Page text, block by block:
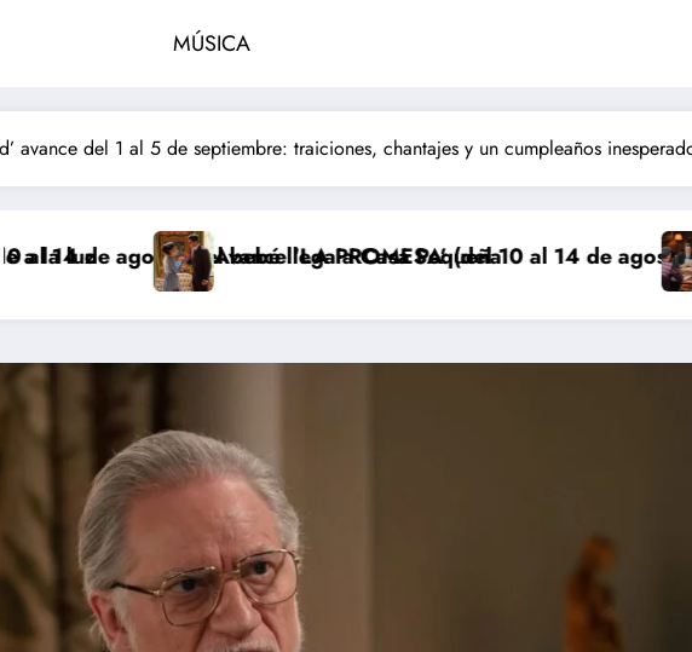
MÚSICA
avance del 1 al 5 de septiembre: traiciones, chantajes y un cumpleaños
llega a Casa Pequeña
Avance ‘LA PROMESA’ (del 10 al 14 de agosto): Martina confiesa
Avance ‘SUEÑOS